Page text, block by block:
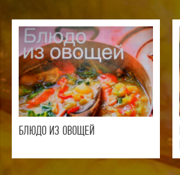
БЛЮДО ИЗ ОВОЩЕЙ